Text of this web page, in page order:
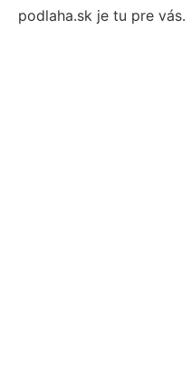
podlaha.sk je tu pre vás.